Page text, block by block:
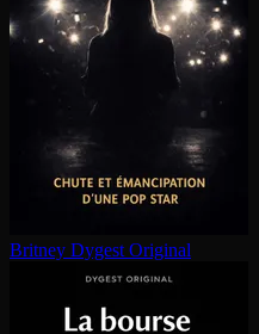
Britney Dygest Original